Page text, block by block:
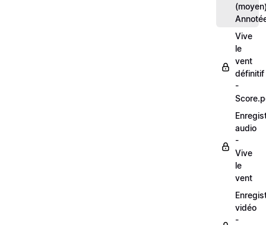
Vive
le
vent
définitif
-
audio
-
Vive
le
vent
vidéo
-